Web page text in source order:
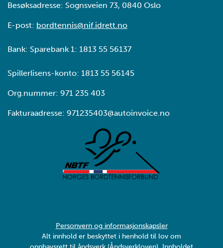
Besøksadresse: Sognsveien 73, 0840 Oslo
E-post: bordtennis@nif.idrett.no
Bank: Sparebank 1: 1813 55 56137
Spillerlisens-konto: 1813 55 56145
Org.nummer: 971 235 403
Fakturaadresse: 971235403@autoinvoice.no
Personvern og informasjonskapsler
Alt innhold er beskyttet i henhold til lov om